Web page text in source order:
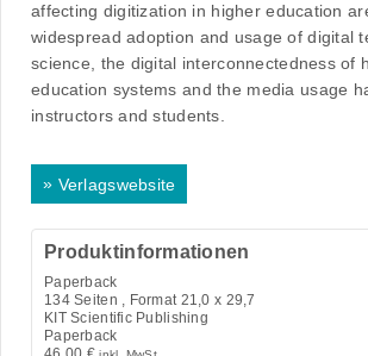
affecting digitization in higher education
widespread adoption and usage of digital
science, the digital interconnectedness of
education systems and the media usage
instructors and students.
» Verlagswebsite
Produktinformationen
Paperback
134Seiten , Format 21,0 x 29,7
KIT Scientific Publishing
Paperback